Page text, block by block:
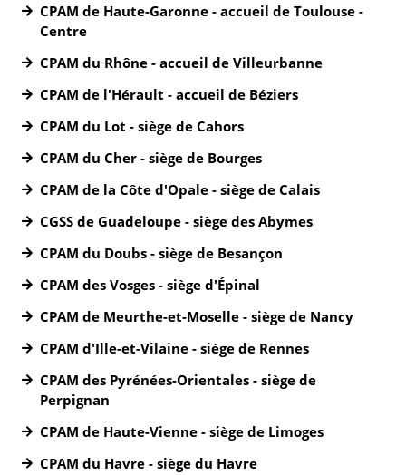
CPAM de Haute-Garonne - accueil de Toulouse -
Centre
CPAM du Rhône - accueil de Villeurbanne
CPAM de l'Hérault - accueil de Béziers
CPAM du Lot - siège de Cahors
CPAM du Cher - siège de Bourges
CPAM de la Côte d'Opale - siège de Calais
CGSS de Guadeloupe - siège des Abymes
CPAM du Doubs - siège de Besançon
CPAM des Vosges - siège d'Épinal
CPAM de Meurthe-et-Moselle - siège de Nancy
CPAM d'Ille-et-Vilaine - siège de Rennes
CPAM des Pyrénées-Orientales - siège de
Perpignan
CPAM de Haute-Vienne - siège de Limoges
CPAM du Havre - siège du Havre